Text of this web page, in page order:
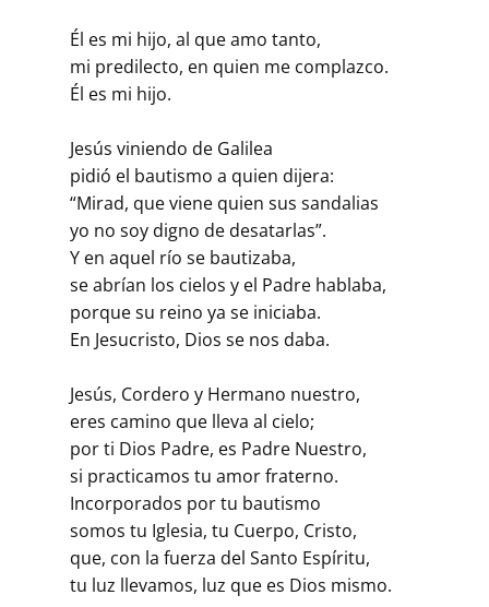
Él es mi hijo, al que amo tanto,
mi predilecto, en quien me complazco.
Él es mi hijo.
Jesús viniendo de Galilea
pidió el bautismo a quien dijera:
“Mirad, que viene quien sus sandalias
yo no soy digno de desatarlas”.
Y en aquel río se bautizaba,
se abrían los cielos y el Padre hablaba,
porque su reino ya se iniciaba.
En Jesucristo, Dios se nos daba.
Jesús, Cordero y Hermano nuestro,
eres camino que lleva al cielo;
por ti Dios Padre, es Padre Nuestro,
si practicamos tu amor fraterno.
Incorporados por tu bautismo
somos tu Iglesia, tu Cuerpo, Cristo,
que, con la fuerza del Santo Espíritu,
tu luz llevamos, luz que es Dios mismo.